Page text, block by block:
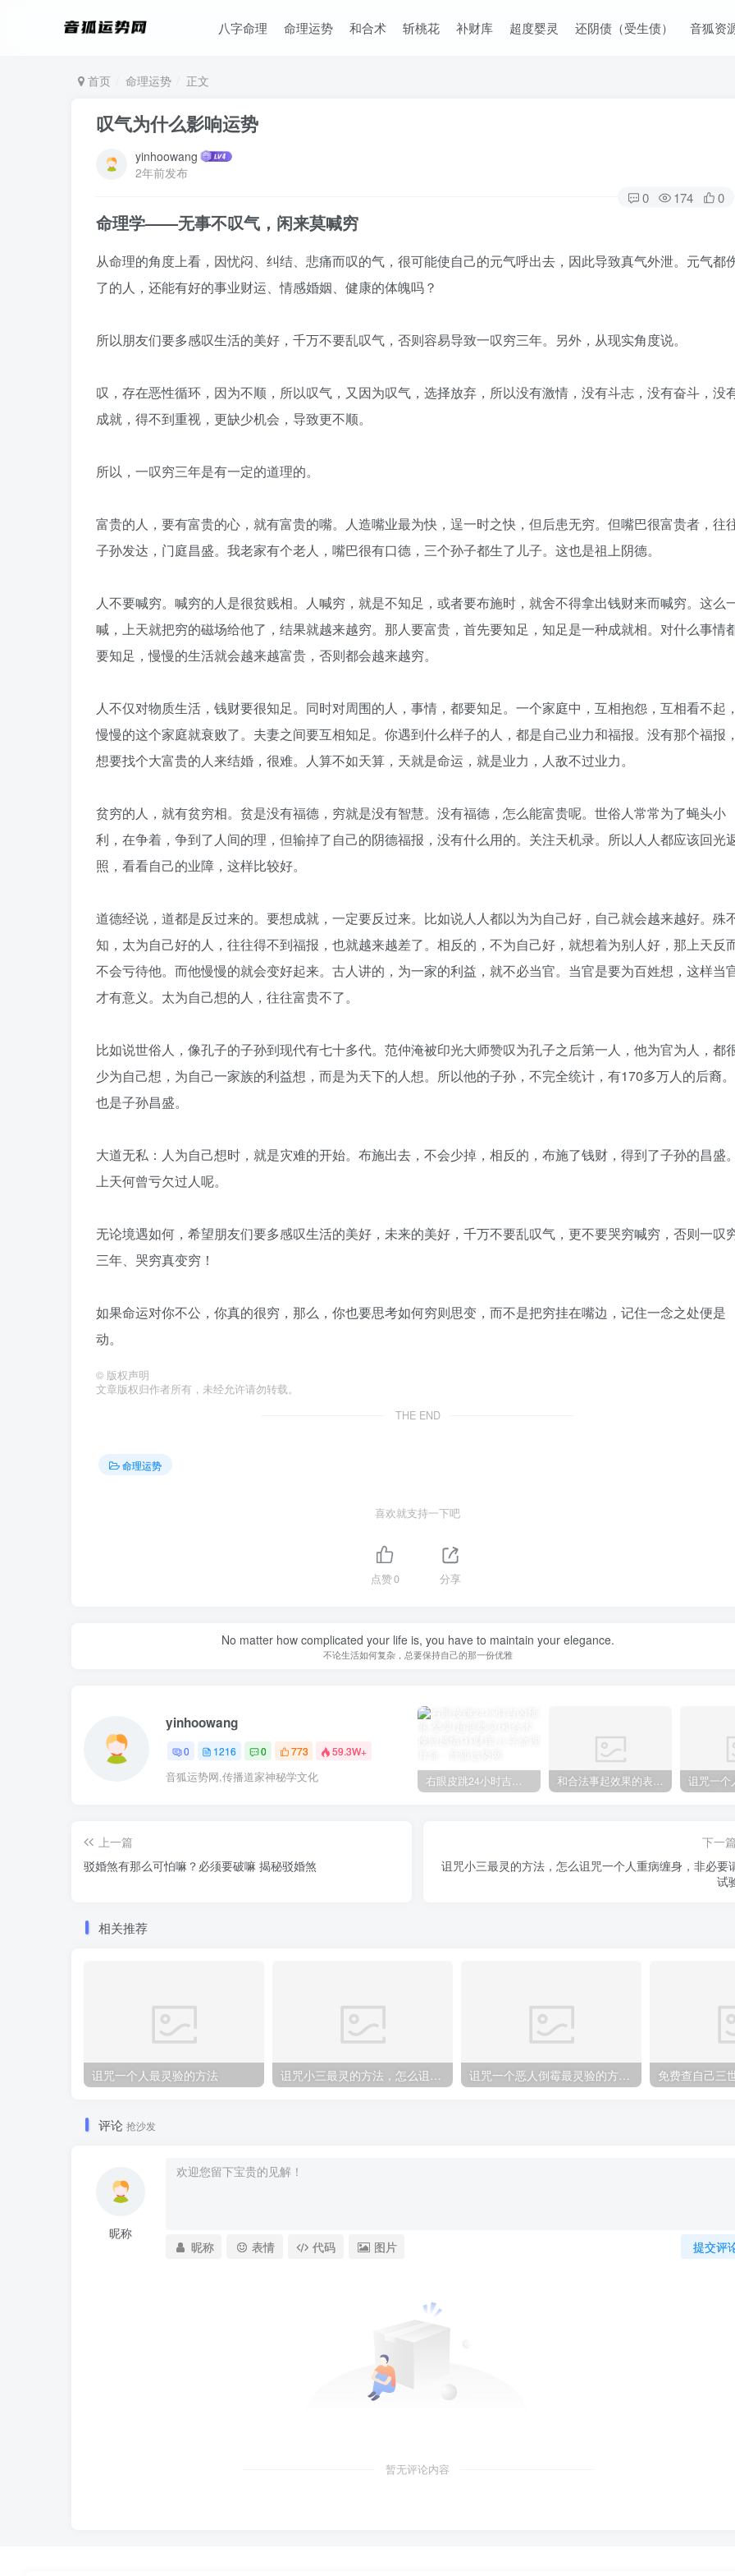
八字命理 命理运势 和合术 斩桃花 补财库 超度婴灵 还阴债（受生债） 音狐资
首页 命理运势 正文
叹气为什么影响运势
yinhoowang
2年前发布
0 174 0
命理学——无事不叹气，闲来莫喊穷
从命理的角度上看，因忧闷、纠结、悲痛而叹的气，很可能使自己的元气呼出去，因此导致真气外泄。元气都
了的人，还能有好的事业财运、情感婚姻、健康的体魄吗？
所以朋友们要多感叹生活的美好，千万不要乱叹气，否则容易导致一叹穷三年。另外，从现实角度说。
叹，存在恶性循环，因为不顺，所以叹气，又因为叹气，选择放弃，所以没有激情，没有斗志，没有奋斗，没
成就，得不到重视，更缺少机会，导致更不顺。
所以，一叹穷三年是有一定的道理的。
富贵的人，要有富贵的心，就有富贵的嘴。人造嘴业最为快，逞一时之快，但后患无穷。但嘴巴很富贵者，往
子孙发达，门庭昌盛。我老家有个老人，嘴巴很有口德，三个孙子都生了儿子。这也是祖上阴德。
人不要喊穷。喊穷的人是很贫贱相。人喊穷，就是不知足，或者要布施时，就舍不得拿出钱财来而喊穷。这么
喊，上天就把穷的磁场给他了，结果就越来越穷。那人要富贵，首先要知足，知足是一种成就相。对什么事情
要知足，慢慢的生活就会越来越富贵，否则都会越来越穷。
人不仅对物质生活，钱财要很知足。同时对周围的人，事情，都要知足。一个家庭中，互相抱怨，互相看不起
慢慢的这个家庭就衰败了。夫妻之间要互相知足。你遇到什么样子的人，都是自己业力和福报。没有那个福报
想要找个大富贵的人来结婚，很难。人算不如天算，天就是命运，就是业力，人敌不过业力。
贫穷的人，就有贫穷相。贫是没有福德，穷就是没有智慧。没有福德，怎么能富贵呢。世俗人常常为了蝇头小
利，在争着，争到了人间的理，但输掉了自己的阴德福报，没有什么用的。关注天机录。所以人人都应该回光
照，看看自己的业障，这样比较好。
道德经说，道都是反过来的。要想成就，一定要反过来。比如说人人都以为为自己好，自己就会越来越好。殊
知，太为自己好的人，往往得不到福报，也就越来越差了。相反的，不为自己好，就想着为别人好，那上天反
不会亏待他。而他慢慢的就会变好起来。古人讲的，为一家的利益，就不必当官。当官是要为百姓想，这样当
才有意义。太为自己想的人，往往富贵不了。
比如说世俗人，像孔子的子孙到现代有七十多代。 范仲淹被印光大师赞叹为孔子之后第一人，他为官为人，都
少为自己想，为自己一家族的利益想，而是为天下的人想。所以他的子孙，不完全统计，有170多万人的后裔。
也是子孙昌盛。
大道无私：人为自己想时，就是灾难的开始。布施出去，不会少掉，相反的，布施了钱财，得到了子孙的昌盛
上天何曾亏欠过人呢。
无论境遇如何，希望朋友们要多感叹生活的美好，未来的美好，千万不要乱叹气，更不要哭穷喊穷，否则一叹
三年、哭穷真变穷！
如果命运对你不公，你真的很穷，那么，你也要思考如何穷则思变，而不是把穷挂在嘴边，记住一念之处便是
动。
© 版权声明
文章版权归作者所有，未经允许请勿转载。
THE END
命理运势
喜欢就支持一下吧
点赞0 分享
No matter how complicated your life is, you have to maintain your elegance.
不论生活如何复杂，总要保持自己的那一份优雅
yinhoowang
0 1216 0 773 59.3W+
音狐运势网,传播道家神秘学文化
上一篇
驳婚煞有那么可怕嘛？必须要破嘛 揭秘驳婚煞
下一
诅咒小三最灵的方法，怎么诅咒一个人重病缠身，非必要
试
相关推荐
诅咒一个人最灵验的方法 诅咒小三最灵的方法，怎么诅咒一个人重病缠身，非必要请勿试验！ 诅咒一个恶人倒霉最灵验的方法，报复人最狠的方法
评论 抢沙发
昵称
提交评
昵称 表情 代码 图片
暂无评论内容